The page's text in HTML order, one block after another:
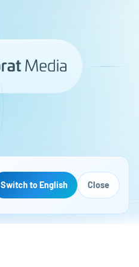
Switch to English Close